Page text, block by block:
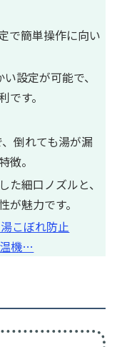
で簡単操作に向い
設定が可能で、
す。
倒れても湯が漏
徴。
た細口ノズルと、
魅力です。
こぼれ防止
機…